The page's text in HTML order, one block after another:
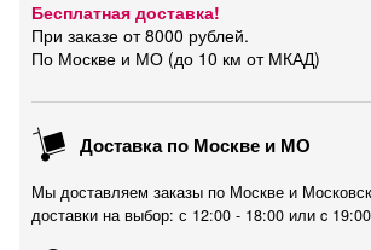
Бесплатная доставка!
При заказе от 8000 рублей.
По Москве и МО (до 10 км от МКАД)
Доставка по Москве и МО
Мы доставляем заказы по Москве и
доставки на выбор: с 12:00 - 18:00 или c